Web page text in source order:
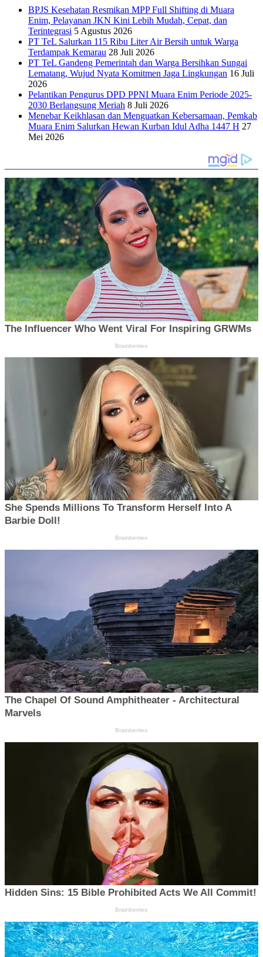
BPJS Kesehatan Resmikan MPP Full Shifting di Muara
Enim, Pelayanan JKN Kini Lebih Mudah, Cepat, dan
Terintegrasi 5 Agustus 2026
PT TeL Salurkan 115 Ribu Liter Air Bersih untuk Warga
Terdampak Kemarau 28 Juli 2026
PT TeL Gandeng Pemerintah dan Warga Bersihkan Sungai
Lematang, Wujud Nyata Komitmen Jaga Lingkungan 16 Juli
2026
Pelantikan Pengurus DPD PPNI Muara Enim Periode 2025-
2030 Berlangsung Meriah 8 Juli 2026
Menebar Keikhlasan dan Menguatkan Kebersamaan, Pemkab
Muara Enim Salurkan Hewan Kurban Idul Adha 1447 H 27
Mei 2026